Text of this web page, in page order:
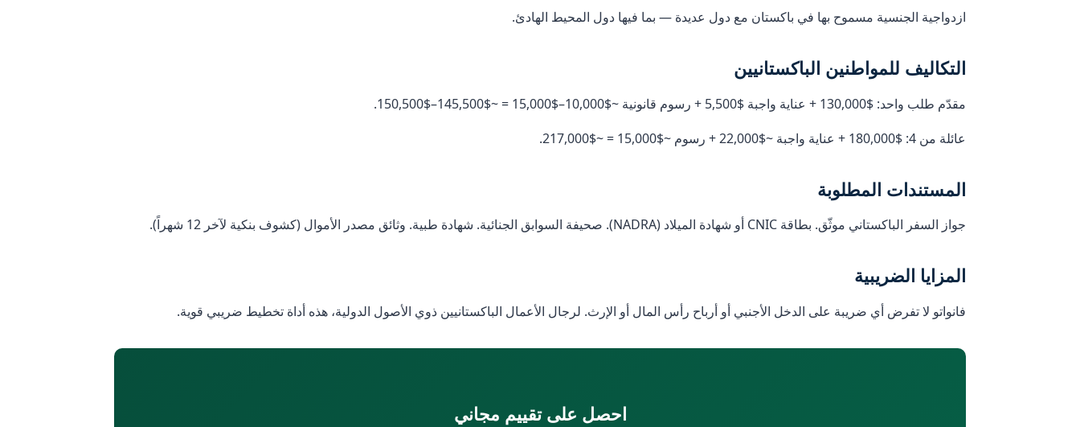
ازدواجية الجنسية مسموح بها في باكستان مع دول عديدة — بما فيها دول المحيط الهادئ.
التكاليف للمواطنين الباكستانيين
مقدّم طلب واحد: $130,000 + عناية واجبة $5,500 + رسوم قانونية ~$10,000–$15,000 = ~$145,500–$150,500.
عائلة من 4: $180,000 + عناية واجبة ~$22,000 + رسوم ~$15,000 = ~$217,000.
المستندات المطلوبة
جواز السفر الباكستاني موثّق. بطاقة CNIC أو شهادة الميلاد (NADRA). صحيفة السوابق الجنائية. شهادة طبية. وثائق مصدر الأموال (كشوف بنكية لآخر 12 شهراً).
المزايا الضريبية
فانواتو لا تفرض أي ضريبة على الدخل الأجنبي أو أرباح رأس المال أو الإرث. لرجال الأعمال الباكستانيين ذوي الأصول الدولية، هذه أداة تخطيط ضريبي قوية.
احصل على تقييم مجاني